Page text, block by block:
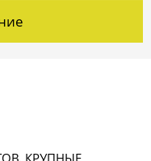
КРУПНЫЕ